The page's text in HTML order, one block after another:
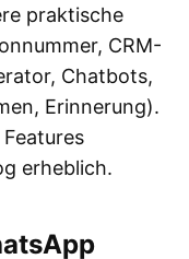
praktische
CRM-
Chatbots,
Erinnerung).
erheblich.